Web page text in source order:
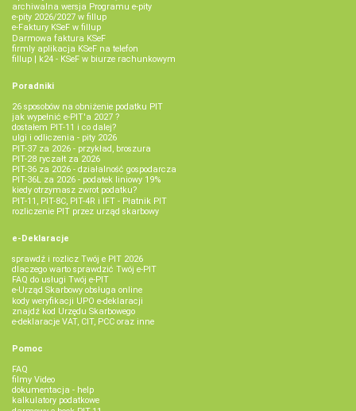
archiwalna wersja Programu e-pity
e-pity 2026/2027 w fillup
e‑Faktury KSeF w fillup
Darmowa faktura KSeF
firmly aplikacja KSeF na telefon
fillup | k24 - KSeF w biurze rachunkowym
Poradniki
26 sposobów na obniżenie podatku PIT
jak wypełnić e-PIT'a 2027 ?
dostałem PIT-11 i co dalej?
ulgi i odliczenia - pity 2026
PIT-37 za 2026 - przykład, broszura
PIT-28 ryczałt za 2026
PIT-36 za 2026 - działalność gospodarcza
PIT-36L za 2026 - podatek liniowy 19%
kiedy otrzymasz zwrot podatku?
PIT-11, PIT-8C, PIT-4R i IFT - Płatnik PIT
rozliczenie PIT przez urząd skarbowy
e-Deklaracje
sprawdź i rozlicz Twój e PIT 2026
dlaczego warto sprawdzić Twój e-PIT
FAQ do usługi Twój e-PIT
e-Urząd Skarbowy obsługa online
kody weryfikacji UPO e-deklaracji
znajdź kod Urzędu Skarbowego
e-deklaracje VAT, CIT, PCC oraz inne
Pomoc
FAQ
filmy Video
dokumentacja - help
kalkulatory podatkowe